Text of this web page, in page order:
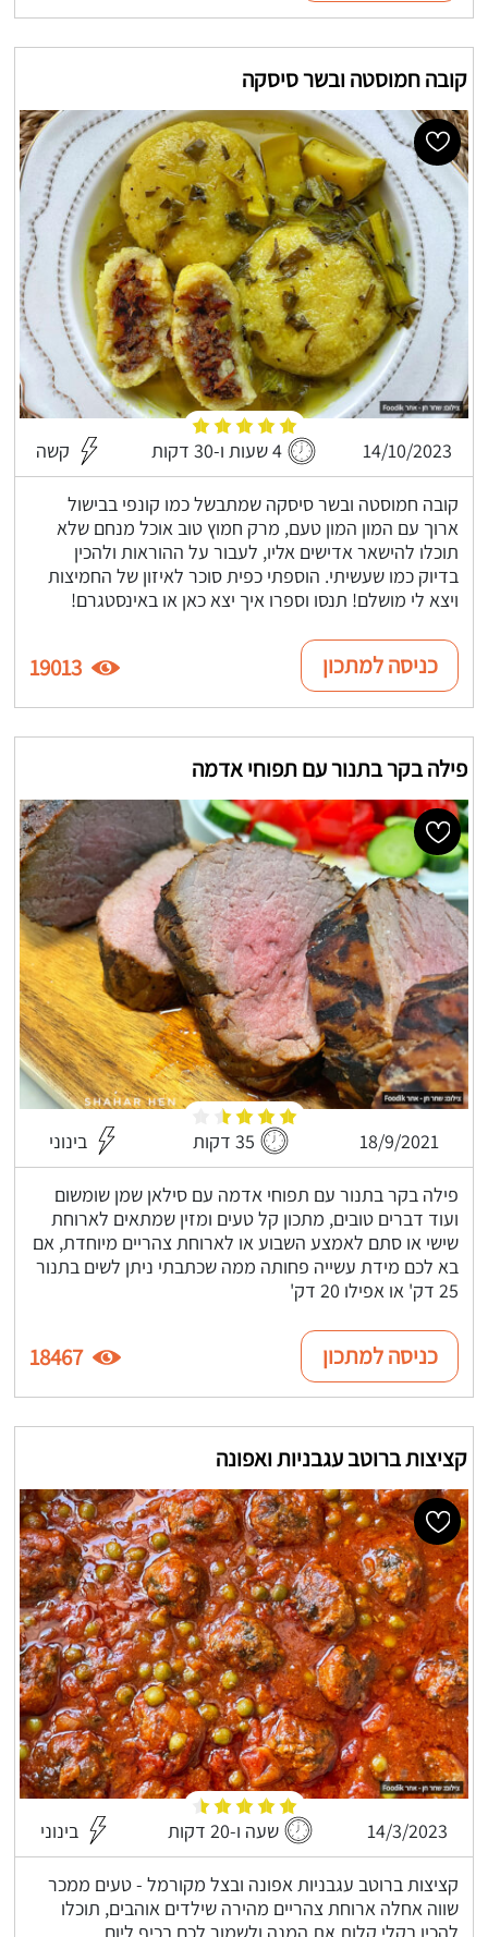
קובה חמוסטה ובשר סיסקה
14/10/2023 4 שעות ו-30 דקות קשה
קובה חמוסטה ובשר סיסקה שמתבשל כמו קונפי בבישול
ארוך עם המון המון טעם, מרק חמוץ טוב אוכל מנחם שלא
תוכלו להישאר אדישים אליו, לעבור על ההוראות ולהכין
בדיוק כמו שעשיתי. הוספתי כפית סוכר לאיזון של החמיצות
ויצא לי מושלם! תנסו וספרו איך יצא כאן או באינסטגרם!
כניסה למתכון 19013
פילה בקר בתנור עם תפוחי אדמה
18/9/2021 35 דקות בינוני
פילה בקר בתנור עם תפוחי אדמה עם סילאן שמן שומשום
ועוד דברים טובים, מתכון קל טעים ומזין שמתאים לארוחת
שישי או סתם לאמצע השבוע או לארוחת צהריים מיוחדת, אם
בא לכם מידת עשייה פחותה ממה שכתבתי ניתן לשים בתנור
25 דק' או אפילו 20 דק'
כניסה למתכון 18467
קציצות ברוטב עגבניות ואפונה
14/3/2023 שעה ו-20 דקות בינוני
קציצות ברוטב עגבניות אפונה ובצל מקורמל - טעים ממכר
שווה אחלה ארוחת צהריים מהירה שילדים אוהבים, תוכלו
להכין בקלי קלות את המנה ולשמור לכם בכיף ליום